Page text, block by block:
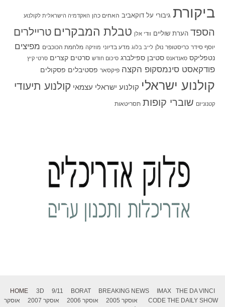
ביקורת גיבורי על דוקאביב האחים כהן האקדמיה הישראלית לקולנוע
הספד הערת שוליים וודי אלן טבלת המבקרים טריילרים
יוסף סידר כריסטופר נולן לייב בלוג מדע בדיוני מוזיקה מלחמת הכוכבים מפיצים
נטפליקס סאנדאנס סטיבן ספילברג סיכום חודש סרטים קצרים סרטי קיץ
פודקאסט סינמסקופ הקצה פיקסאר פסטיבלים פסקולים
קולנוע ישראלי קולנוע ישראלי עצמאי קולנוע תיעודי
קטנוניזם שוברי קופות תסריטאות
HOME 3D 9/11 BORAT BREAKING NEWS IMAX
THE DA VINCI
CODE THE DAILY SHOW אוסקר 2005 אוסקר 2006 אוסקר 2007
אוסקר